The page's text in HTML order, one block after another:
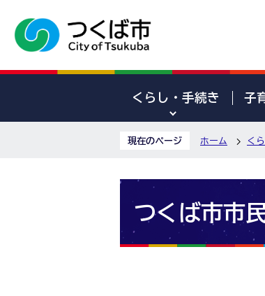
くらし・手続き 子
現在のページ ホーム く
つくば市市